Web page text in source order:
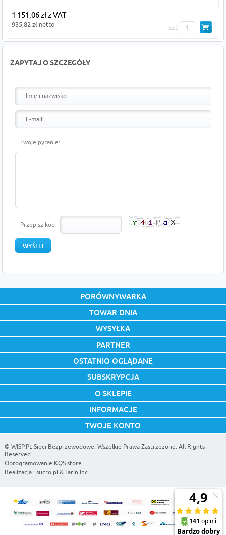
1 151,06 zł z VAT
935,82 zł netto szt
ZAPYTAJ O SZCZEGÓŁY
Twoje pytanie:
Przepisz kod
PORÓWNYWARKA
TOWAR DNIA
WYSYŁKA
PARTNER
OSTATNIO OGLĄDANE
SUBSKRYPCJA
O SKLEPIE
INFORMACJE
TWOJE KONTO
© WISP.PL Sieci Bezprzewodowe. Wszelkie Prawa Zastrzeżone. All Rights
Reserved.
Oprogramowanie KQS.store
Realizacja : sucro.pl& Farin Inc